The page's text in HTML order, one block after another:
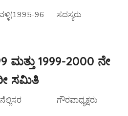
96
ಸದಸ್ಯರು
ಮತ್ತು 1999-2000 ನೇ
ಸಮಿತಿ
ಗೌರವಾಧ್ಯಕ್ಷರು